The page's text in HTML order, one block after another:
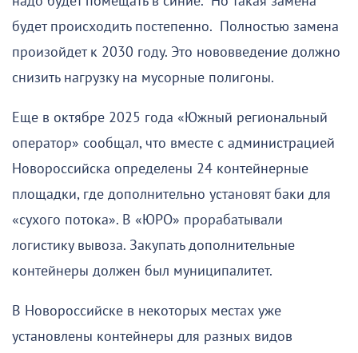
будет происходить постепенно. Полностью замена
произойдет к 2030 году. Это нововведение должно
снизить нагрузку на мусорные полигоны.
Еще в октябре 2025 года «Южный региональный
оператор» сообщал, что вместе с администрацией
Новороссийска определены 24 контейнерные
площадки, где дополнительно установят баки для
«сухого потока». В «ЮРО» прорабатывали
логистику вывоза. Закупать дополнительные
контейнеры должен был муниципалитет.
В Новороссийске в некоторых местах уже
установлены контейнеры для разных видов